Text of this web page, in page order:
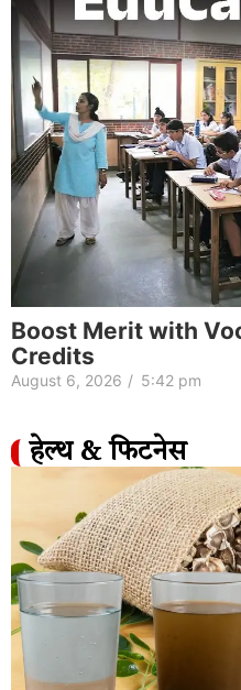
Boost Merit with
Credits
August 6, 2026 / 5:42 pm
हेल्थ & फिटनेस